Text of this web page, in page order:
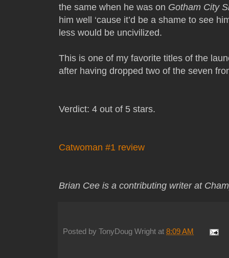
the same when he was on Gotham City
him well ‘cause it’d be a shame to see
less would be uncivilized.
This is one of my favorite titles of the
after having dropped two of the seven
Verdict: 4 out of 5 stars.
Catwoman #1 review
Brian Cee is a contributing writer at
Posted by TonyDoug Wright at 8:09 AM